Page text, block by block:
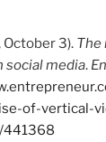
October 3). The
social media.
of-vertical-
441368